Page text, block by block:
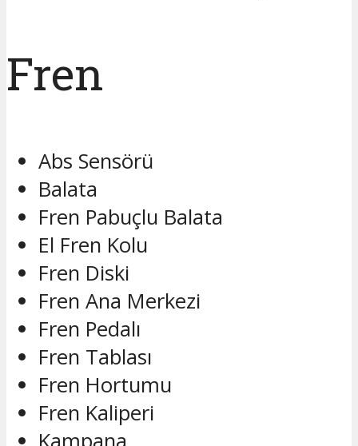
Fren
Abs Sensörü
Balata
Fren Pabuçlu Balata
El Fren Kolu
Fren Diski
Fren Ana Merkezi
Fren Pedalı
Fren Tablası
Fren Hortumu
Fren Kaliperi